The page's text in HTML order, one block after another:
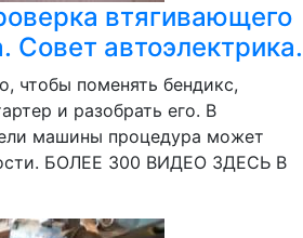
втягивающего
Совет автоэлектрика.
чтобы поменять бендикс,
и разобрать его. В
машины процедура может
БОЛЕЕ 300 ВИДЕО ЗДЕСЬ В